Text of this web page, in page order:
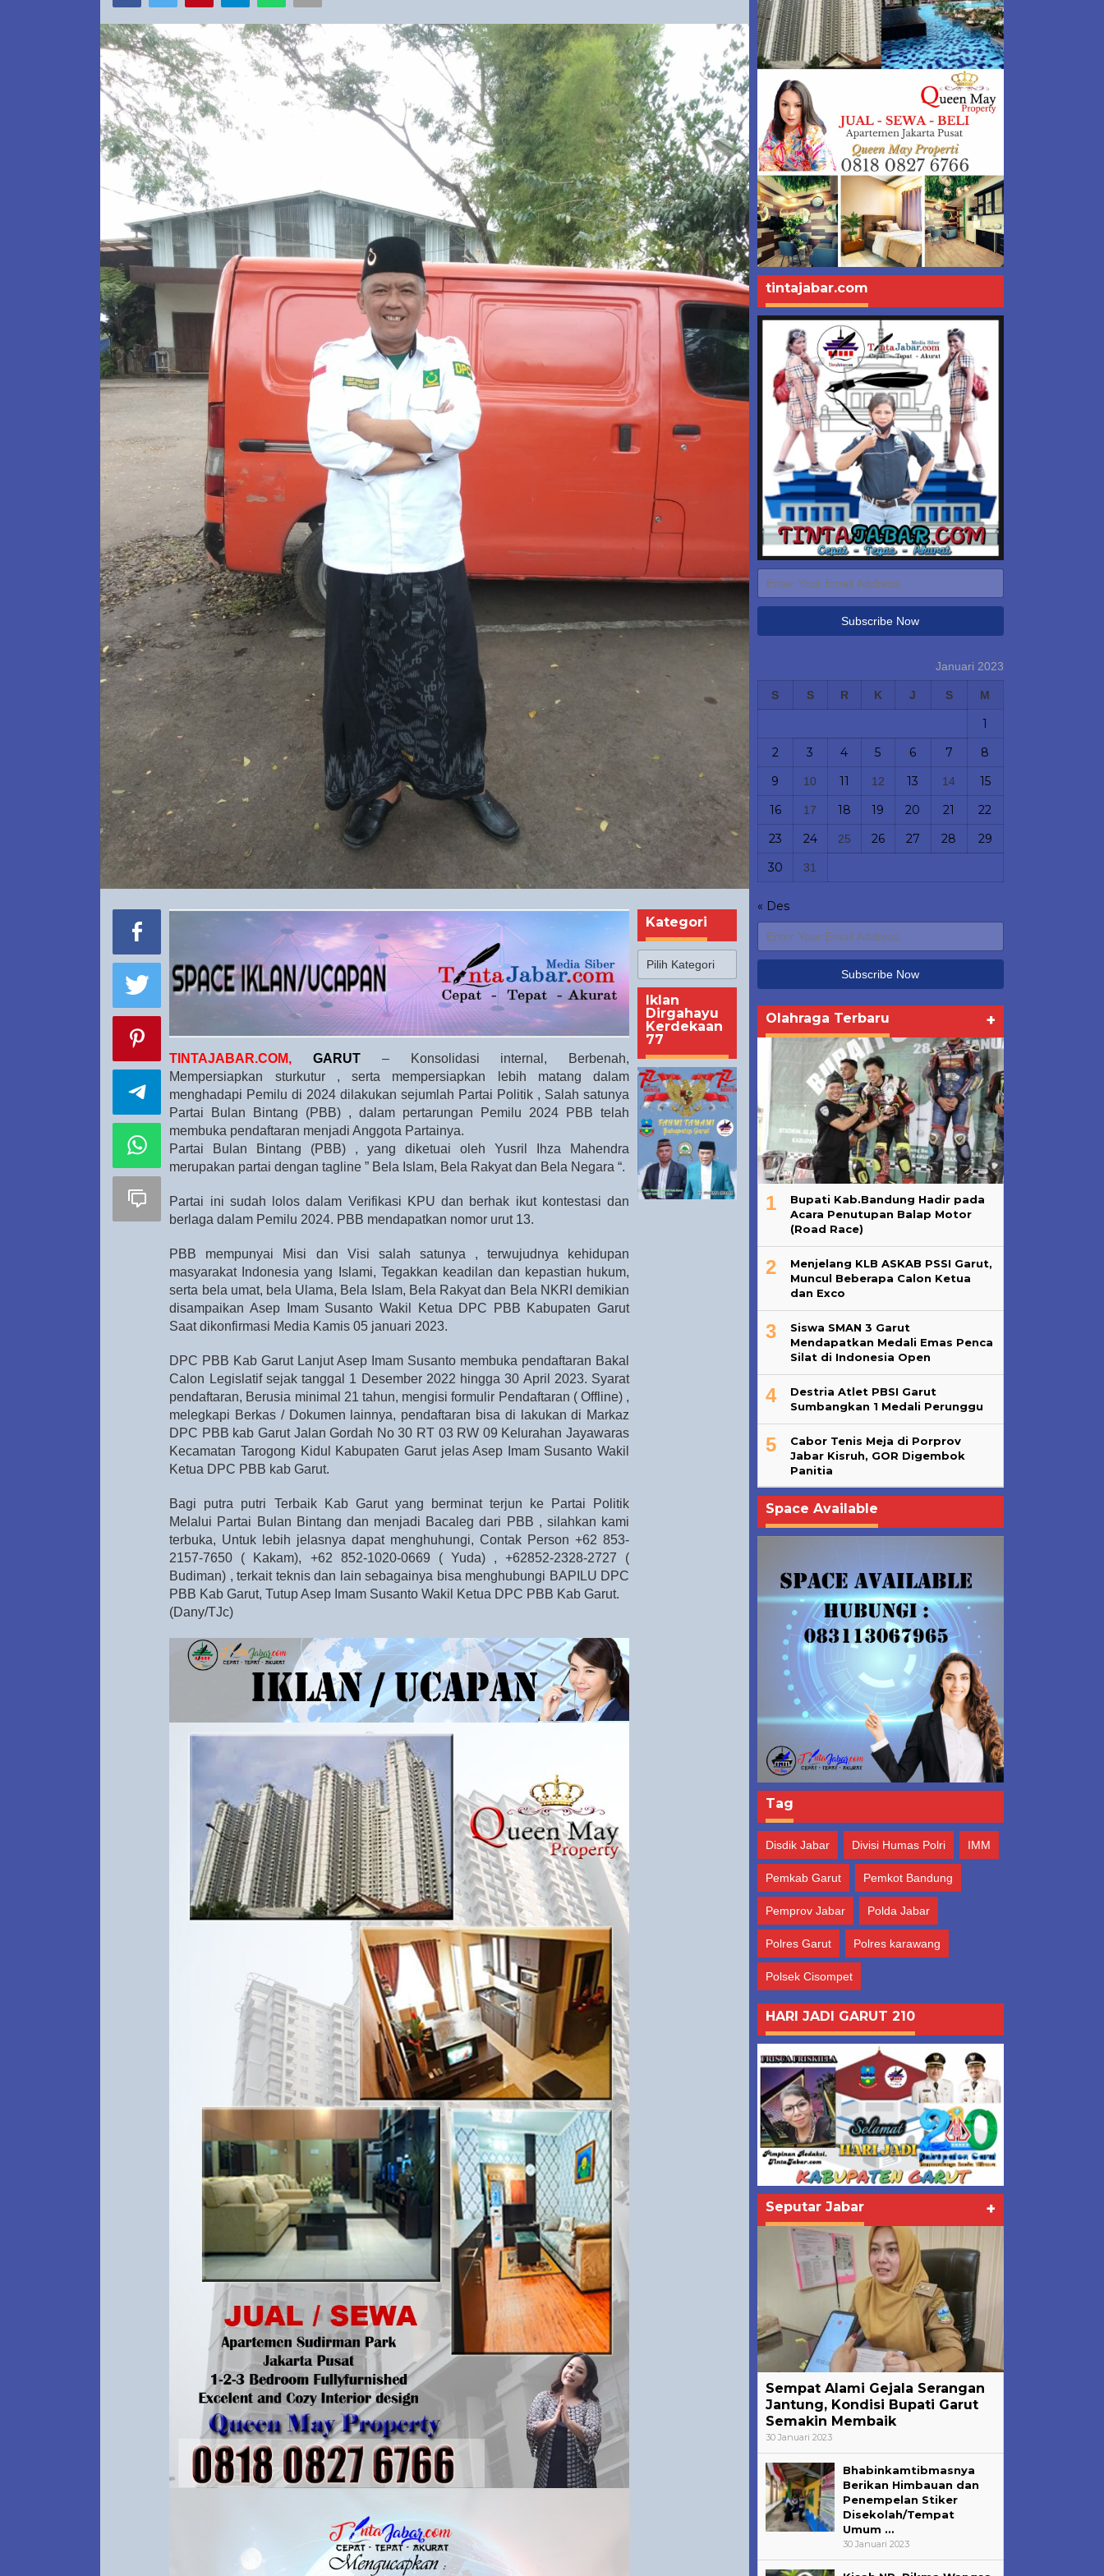
TINTAJABAR.COM,GARUT – Konsolidasi internal, Berbenah,
Mempersiapkan sturkutur , serta mempersiapkan lebih matang dalam
menghadapi Pemilu di 2024 dilakukan sejumlah Partai Politik , Salah satunya
Partai Bulan Bintang (PBB) , dalam pertarungan Pemilu 2024 PBB telah
membuka pendaftaran menjadi Anggota Partainya.
Partai Bulan Bintang (PBB) , yang diketuai oleh Yusril Ihza Mahendra
merupakan partai dengan tagline ” Bela Islam, Bela Rakyat dan Bela Negara “.
Partai ini sudah lolos dalam Verifikasi KPU dan berhak ikut kontestasi dan
berlaga dalam Pemilu 2024. PBB mendapatkan nomor urut 13.
PBB mempunyai Misi dan Visi salah satunya , terwujudnya kehidupan
masyarakat Indonesia yang Islami, Tegakkan keadilan dan kepastian hukum,
serta bela umat, bela Ulama, Bela Islam, Bela Rakyat dan Bela NKRI demikian
disampaikan Asep Imam Susanto Wakil Ketua DPC PBB Kabupaten Garut
Saat dikonfirmasi Media Kamis 05 januari 2023.
DPC PBB Kab Garut Lanjut Asep Imam Susanto membuka pendaftaran Bakal
Calon Legislatif sejak tanggal 1 Desember 2022 hingga 30 April 2023. Syarat
pendaftaran, Berusia minimal 21 tahun, mengisi formulir Pendaftaran ( Offline) ,
melegkapi Berkas / Dokumen lainnya, pendaftaran bisa di lakukan di Markaz
DPC PBB kab Garut Jalan Gordah No 30 RT 03 RW 09 Kelurahan Jayawaras
Kecamatan Tarogong Kidul Kabupaten Garut jelas Asep Imam Susanto Wakil
Ketua DPC PBB kab Garut.
Bagi putra putri Terbaik Kab Garut yang berminat terjun ke Partai Politik
Melalui Partai Bulan Bintang dan menjadi Bacaleg dari PBB , silahkan kami
terbuka, Untuk lebih jelasnya dapat menghuhungi, Contak Person +62 853-
2157-7650 ( Kakam), +62 852-1020-0669 ( Yuda) , +62852-2328-2727 (
Budiman) , terkait teknis dan lain sebagainya bisa menghubungi BAPILU DPC
PBB Kab Garut, Tutup Asep Imam Susanto Wakil Ketua DPC PBB Kab Garut.
(Dany/TJc)
Kategori
Iklan
Dirgahayu
Kerdekaan
77
tintajabar.com
Januari 2023
S S R K J S M
1
2
3 4 5 6 7
8
9
10 11 12 13 14
15
16
17 18 19 20 21
22
23
24 25 26 27 28
29
30
31
« Des
Olahraga Terbaru +
1
Bupati Kab.Bandung Hadir pada
Acara Penutupan Balap Motor
(Road Race)
2
Menjelang KLB ASKAB PSSI Garut,
Muncul Beberapa Calon Ketua
dan Exco
3
Siswa SMAN 3 Garut
Mendapatkan Medali Emas Penca
Silat di Indonesia Open
4
Destria Atlet PBSI Garut
Sumbangkan 1 Medali Perunggu
5
Cabor Tenis Meja di Porprov
Jabar Kisruh, GOR Digembok
Panitia
Space Available
Tag
Disdik Jabar Divisi Humas Polri IMM
Pemkab Garut Pemkot Bandung
Pemprov Jabar Polda Jabar
Polres Garut Polres karawang
Polsek Cisompet
HARI JADI GARUT 210
Seputar Jabar +
Sempat Alami Gejala Serangan
Jantung, Kondisi Bupati Garut
Semakin Membaik
30 Januari 2023
Bhabinkamtibmasnya
Berikan Himbauan dan
Penempelan Stiker
Disekolah/Tempat
Umum …
30 Januari 2023